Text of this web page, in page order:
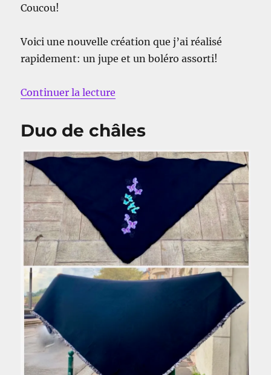
Coucou!
Voici une nouvelle création que j’ai réalisé
rapidement: un jupe et un boléro assorti!
Continuer la lecture
Duo de châles